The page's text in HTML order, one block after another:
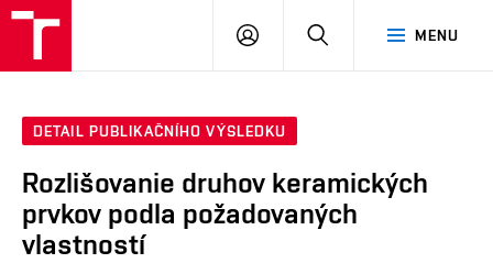
MENU
PŘIHLÁSIT
DETAIL PUBLIKAČNÍHO VÝSLEDKU
Rozlišovanie druhov keramických
prvkov podla požadovaných
vlastností